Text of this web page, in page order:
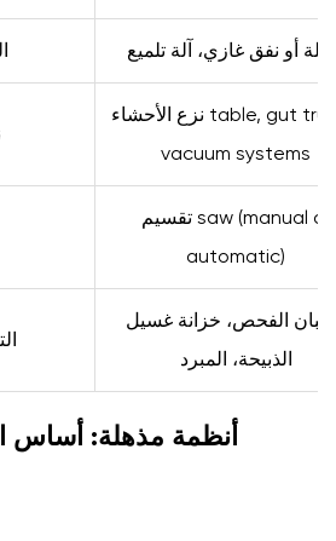
أو نفق غازي، آلة تلميع
نزع الأحشاء table, gut trucks,
vacuum systems
تقسيم saw (manual or
automatic)
الفحص، خزانة غسيل
الذبيحة، المبرد
أنظمة مذهلة: أساس